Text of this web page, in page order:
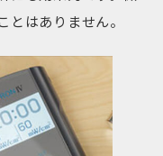
はありません。